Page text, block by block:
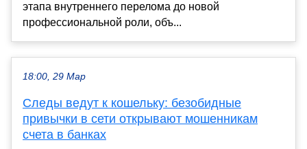
этапа внутреннего перелома до новой
профессиональной роли, объ...
18:00, 29 Мар
Следы ведут к кошельку: безобидные
привычки в сети открывают мошенникам
счета в банках